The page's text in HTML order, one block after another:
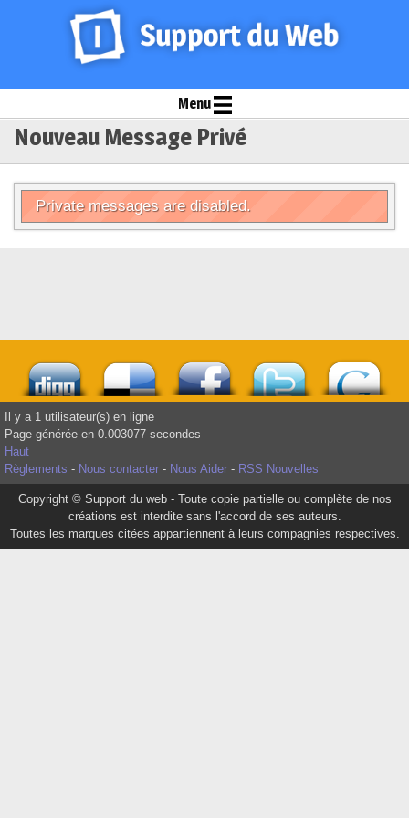
Menu
Nouveau Message Privé
Private messages are disabled.
Il y a 1 utilisateur(s) en ligne
Page générée en 0.003077 secondes
Haut
Règlements - Nous contacter - Nous Aider - RSS Nouvelles
Copyright © Support du web - Toute copie partielle ou complète de nos
créations est interdite sans l'accord de ses auteurs.
Toutes les marques citées appartiennent à leurs compagnies respectives.